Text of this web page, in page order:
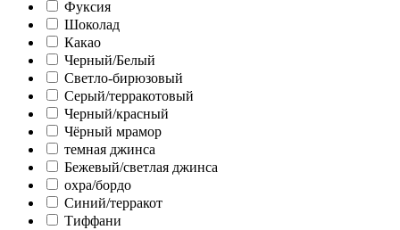
Фуксия
Шоколад
Какао
Черный/Белый
Светло-бирюзовый
Серый/терракотовый
Черный/красный
Чёрный мрамор
темная джинса
Бежевый/светлая джинса
охра/бордо
Синий/терракот
Тиффани